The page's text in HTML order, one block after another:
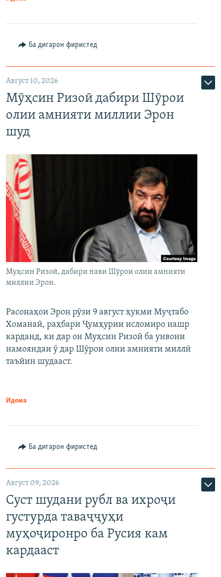
Ба дигарон фиристед
Август 10, 2026
Мӯҳсин Ризоӣ дабири Шӯрои
олии амнияти миллии Эрон
шуд
Муҳсин Ризоӣ, дабири нави Шӯрои олии амнияти
миллии Эрон.
Расонаҳои Эрон рӯзи 9 август ҳукми Муҷтабо
Хоманаӣ, раҳбари Ҷумҳурии исломиро нашр
карданд, ки дар он Муҳсин Ризоӣ ба унвони
намояндаи ӯ дар Шӯрои олии амнияти миллӣ
таъйин шудааст.
Идома
Ба дигарон фиристед
Август 09, 2026
Суст шудани рубл ва ихроҷи
густурда таваҷҷуҳи
муҳоҷиронро ба Русия кам
кардааст